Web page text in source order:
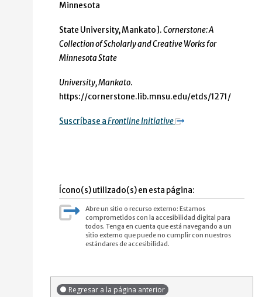
Minnesota
State University, Mankato].Cornerstone: A
Collection of Scholarly and Creative Works for
Minnesota State
University, Mankato.
https://cornerstone.lib.mnsu.edu/etds/1271/
Suscríbase aFrontline Initiative
Ícono(s) utilizado(s) en esta página:
Abre un sitio o recurso externo: Estamos
comprometidos con la accesibilidad digital para
todos. Tenga en cuenta que está navegando a un
sitio externo que puede no cumplir con nuestros
estándares de accesibilidad.
Regresar a la página anterior